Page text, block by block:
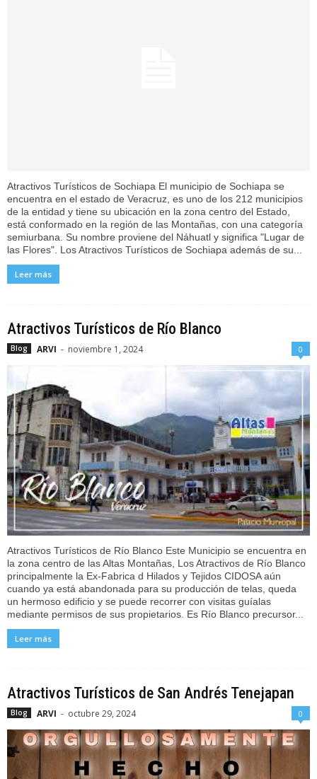
Atractivos Turísticos de Sochiapa El municipio de Sochiapa se
encuentra en el estado de Veracruz, es uno de los 212 municipios
de la entidad y tiene su ubicación en la zona centro del Estado,
está conformado en la región de las Montañas, con una categoría
semiurbana. Su nombre proviene del Náhuatl y significa "Lugar de
las Flores". Los Atractivos Turísticos de Sochiapa además de su...
Leer más
Atractivos Turísticos de Río Blanco
Blog ARVI - noviembre 1, 2024 0
Atractivos Turísticos de Río Blanco Este Municipio se encuentra en
la zona centro de las Altas Montañas, Los Atractivos de Río Blanco
principalmente la Ex-Fabrica d Hilados y Tejidos CIDOSA aún
cuando ya está abandonada para su producción de telas, queda
un hermoso edificio y se puede recorrer con visitas guíalas
mediante permisos de sus propietarios. Es Río Blanco precursor...
Leer más
Atractivos Turísticos de San Andrés Tenejapan
Blog ARVI - octubre 29, 2024 0